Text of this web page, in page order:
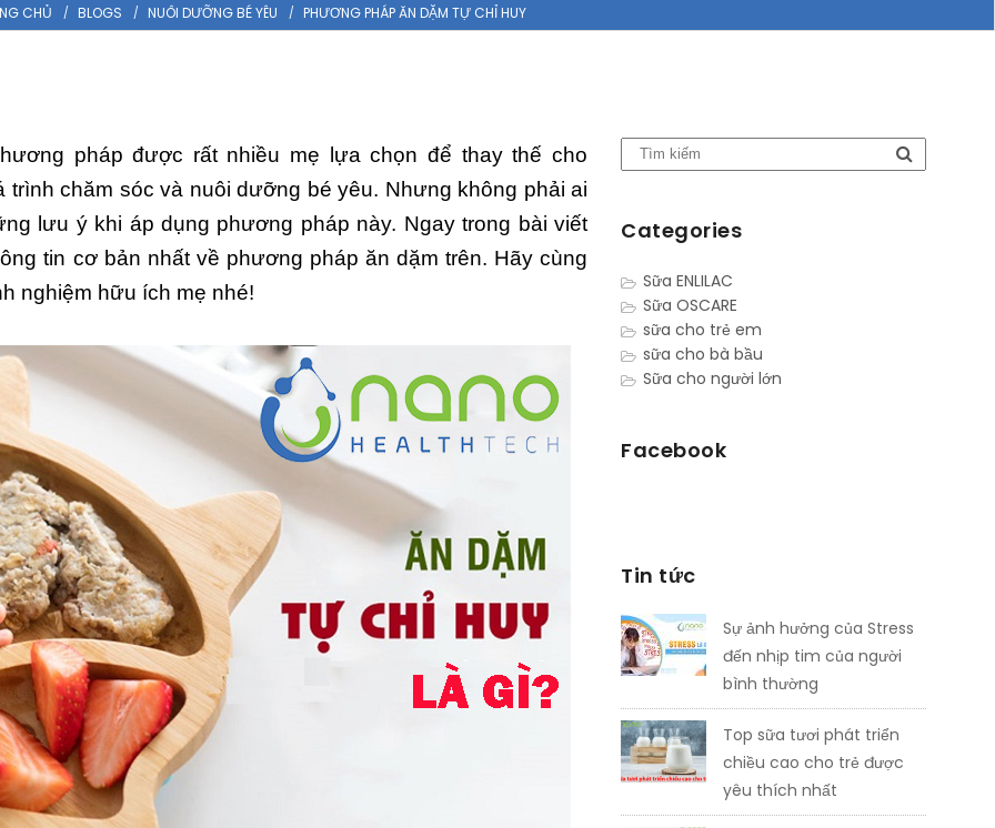
CHỦ BLOGS NUÔI DƯỠNG BÉ YÊU PHƯƠNG PHÁP ĂN DẶM TỰ CHỈ HUY
pháp được rất nhiều mẹ lựa chọn để thay thế cho
chăm sóc và nuôi dưỡng bé yêu. Nhưng không phải ai
lưu ý khi áp dụng phương pháp này. Ngay trong bài viết
tin cơ bản nhất về phương pháp ăn dặm trên. Hãy cùng
nghiệm hữu ích mẹ nhé!
Categories
Sữa ENLILAC
Sữa OSCARE
sữa cho trẻ em
sữa cho bà bầu
Sữa cho người lớn
Facebook
Tin tức
Sự ảnh hưởng của Stress
đến nhịp tim của người
bình thường
Top sữa tươi phát triển
chiều cao cho trẻ được
yêu thích nhất